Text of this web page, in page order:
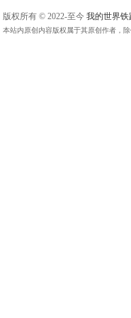
版权所有 © 2022-至今 我的世界
本站内原创内容版权属于其原创作者，